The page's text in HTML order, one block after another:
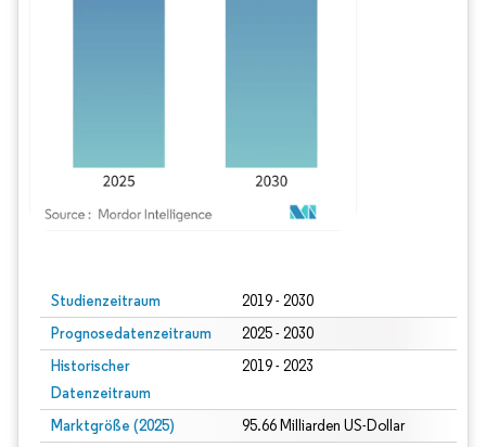
Studienzeitraum 2019 - 2030
Prognosedatenzeitraum 2025 - 2030
Historischer
Datenzeitraum
2019 - 2023
Marktgröße (2025) 95.66 Milliarden US-Dollar